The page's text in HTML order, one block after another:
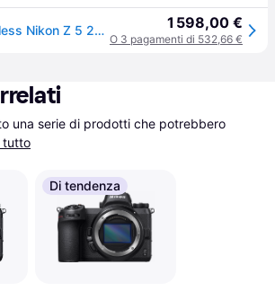
Fotocamera Mirrorless Nikon Z 5 24.3MP 6016x4016mm Full-Frame 24-70mm WiFi Bluetooth 1 598,00 €
O 3 pagamenti di 532,66 €
una serie di prodotti che potrebbero
tutto
Di tendenza